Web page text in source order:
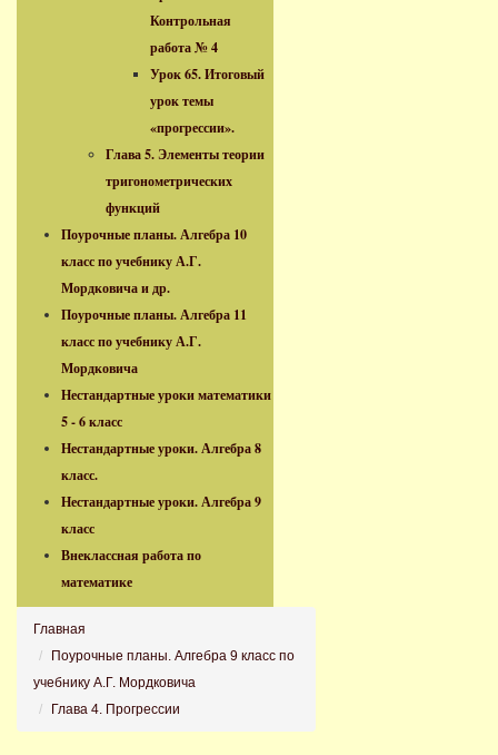
Контрольная
работа № 4
Урок 65. Итоговый
урок темы
«прогрессии».
Глава 5. Элементы теории
тригонометрических
функций
Поурочные планы. Алгебра 10
класс по учебнику А.Г.
Мордковича и др.
Поурочные планы. Алгебра 11
класс по учебнику А.Г.
Мордковича
Нестандартные уроки математики
5 - 6 класс
Нестандартные уроки. Алгебра 8
класс.
Нестандартные уроки. Алгебра 9
класс
Внеклассная работа по
математике
Главная
Поурочные планы. Алгебра 9 класс по
учебнику А.Г. Мордковича
Глава 4. Прогрессии